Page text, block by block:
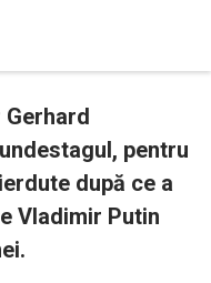
Gerhard
pentru
după ce a
Vladimir Putin